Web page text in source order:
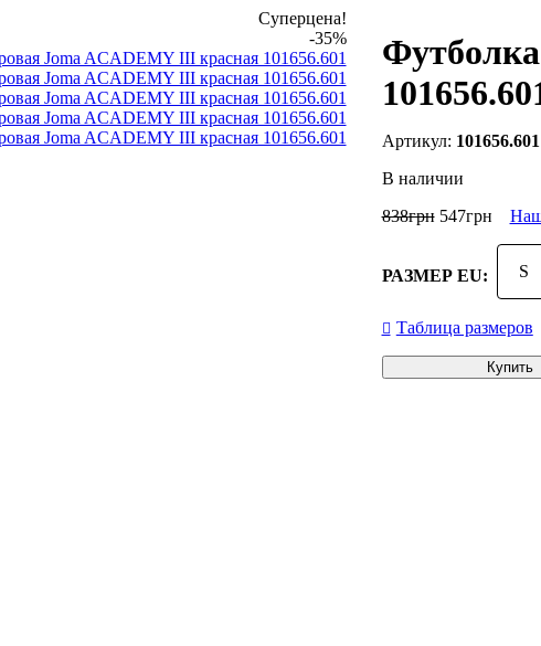
Суперцена!
-35%
101656.601
В наличии
838грн 547грн
РАЗМЕР EU: S
Таблица размеров
Купить